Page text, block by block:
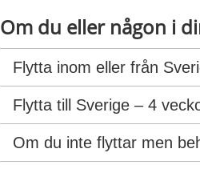
Om du eller någon i
Flytta inom eller från
Flytta till Sverige – 4
Om du inte flyttar men